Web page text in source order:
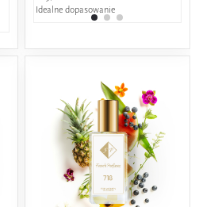
Powyżej 50% wspólnych nut
Idealne dopasowanie